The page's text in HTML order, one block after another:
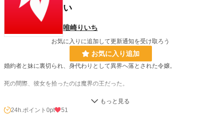
い
唯崎りいち
お気に入りに追加して更新通知を受け取ろう
お気に入り追加
婚約者と妹に裏切られ、身代わりとして異界へ落とされた令嬢。
死の間際、彼女を拾ったのは魔界の王だった。
24h.ポイント 0pt
51